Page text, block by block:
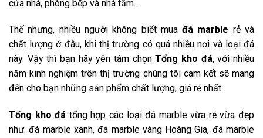
cửa nhà, phòng bếp và nhà tắm…
Thế nhưng, nhiều người không biết muađá marble rẻ và
chất lượng ở đâu, khi thị trường có quá nhiều nơi và loại đá
này. Vậy thì bạn hãy yên tâm chọnTổng kho đá, với nhiều
năm kinh nghiệm trên thị trường chúng tôi cam kết sẽ mang
đến cho bạn những sản phẩm chất lượng, giá rẻ nhất
Tổng kho đá tổng hợp các loại đá marble vừa rẻ vừa đẹp
như: đá marble xanh, đá marble vàng Hoàng Gia, đá marble